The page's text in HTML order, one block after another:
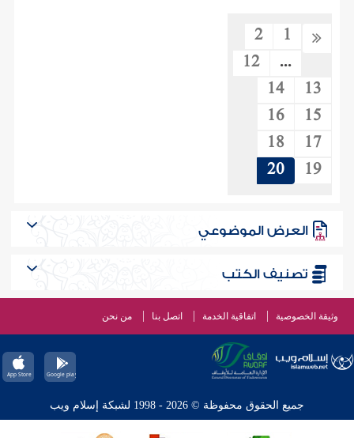
1
2
...
12
13
14
15
16
17
18
19
20
العرض الموضوعي
تصنيف الكتب
وثيقة الخصوصية اتفاقية الخدمة اتصل بنا من نحن
جميع الحقوق محفوظة © 2026 - 1998 لشبكة إسلام ويب